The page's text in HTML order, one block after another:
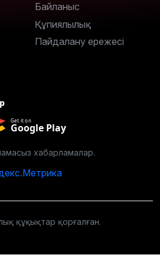
Байланыс
Құпиялылық
Пайдалану ережесі
Get it on
Google Play
хабарламалар.
құқықтар қорғалған.